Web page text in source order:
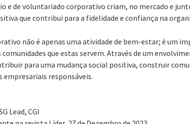
e de voluntariado corporativo criam, no mercado e
que contribui para a fidelidade e confiança na
não é apenas uma atividade de bem-estar; é um
comunidades que estas servem. Através de um
para uma mudança social positiva, construir
empresariais responsáveis.
Lead, CGI